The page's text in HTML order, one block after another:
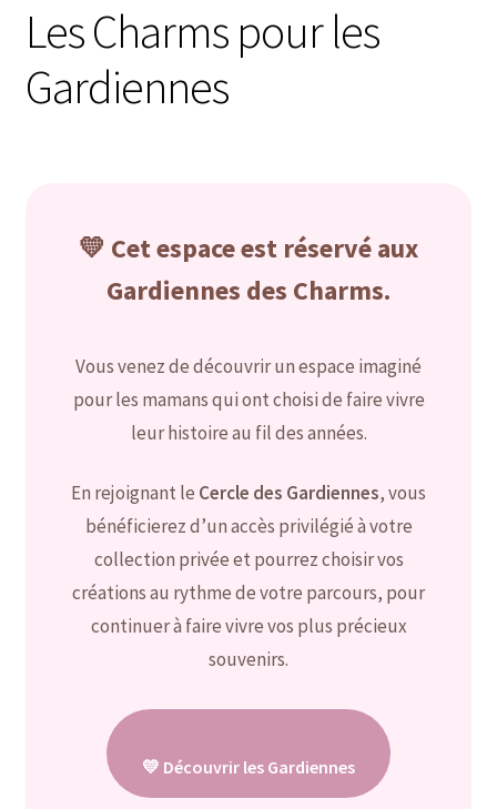
Devenez gardienne de souvenirs
Mon espace Gardienne des Souvenirs
La collection des Gardiennes Prestige
Bijoux sans lait
Bijoux personnalisables à graver
Consultation allaitement
Les Charms pour les
Gardiennes
💛 Cet espace est réservé aux
Gardiennes des Charms.
Vous venez de découvrir un espace imaginé
pour les mamans qui ont choisi de faire vivre
leur histoire au fil des années.
En rejoignant le Cercle des Gardiennes, vous
bénéficierez d’un accès privilégié à votre
collection privée et pourrez choisir vos
créations au rythme de votre parcours, pour
continuer à faire vivre vos plus précieux
souvenirs.
💛 Découvrir les Gardiennes